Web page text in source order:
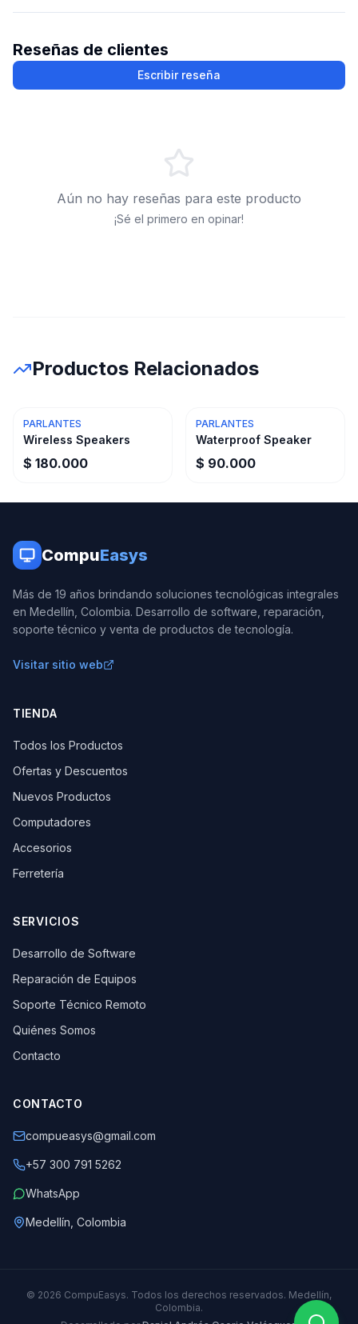
Reseñas de clientes
Escribir reseña
Aún no hay reseñas para este producto
¡Sé el primero en opinar!
Productos Relacionados
PARLANTES
Wireless Speakers
$ 180.000
PARLANTES
Waterproof Speaker
$ 90.000
CompuEasys
Más de 19 años brindando soluciones tecnológicas integrales
en Medellín, Colombia. Desarrollo de software, reparación,
soporte técnico y venta de productos de tecnología.
Visitar sitio web
TIENDA
Todos los Productos
Ofertas y Descuentos
Nuevos Productos
Computadores
Accesorios
Ferretería
SERVICIOS
Desarrollo de Software
Reparación de Equipos
Soporte Técnico Remoto
Quiénes Somos
Contacto
CONTACTO
compueasys@gmail.com
+57 300 791 5262
WhatsApp
Medellín, Colombia
© 2026 CompuEasys. Todos los derechos reservados. Medellín,
Colombia.